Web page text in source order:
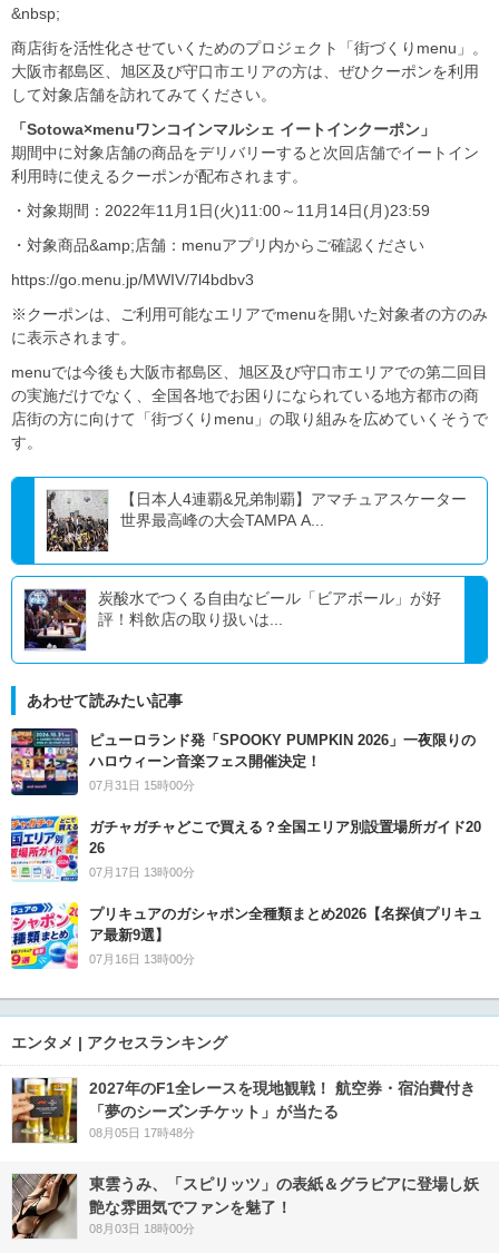
&nbsp;
商店街を活性化させていくためのプロジェクト「街づくりmenu」。
大阪市都島区、旭区及び守口市エリアの方は、ぜひクーポンを利用
して対象店舗を訪れてみてください。
「Sotowa×menuワンコインマルシェ イートインクーポン」
期間中に対象店舗の商品をデリバリーすると次回店舗でイートイン
利用時に使えるクーポンが配布されます。
・対象期間：2022年11月1日(火)11:00～11月14日(月)23:59
・対象商品&amp;店舗：menuアプリ内からご確認ください
https://go.menu.jp/MWIV/7l4bdbv3
※クーポンは、ご利用可能なエリアでmenuを開いた対象者の方のみ
に表示されます。
menuでは今後も大阪市都島区、旭区及び守口市エリアでの第二回目
の実施だけでなく、全国各地でお困りになられている地方都市の商
店街の方に向けて「街づくりmenu」の取り組みを広めていくそうで
す。
【日本人4連覇&兄弟制覇】アマチュアスケーター
世界最高峰の大会TAMPA A...
炭酸水でつくる自由なビール「ビアボール」が好
評！料飲店の取り扱いは...
あわせて読みたい記事
ピューロランド発「SPOOKY PUMPKIN 2026」一夜限りの
ハロウィーン音楽フェス開催決定！
07月31日 15時00分
ガチャガチャどこで買える？全国エリア別設置場所ガイド20
26
07月17日 13時00分
プリキュアのガシャポン全種類まとめ2026【名探偵プリキュ
ア最新9選】
07月16日 13時00分
エンタメ | アクセスランキング
2027年のF1全レースを現地観戦！ 航空券・宿泊費付き
「夢のシーズンチケット」が当たる
08月05日 17時48分
東雲うみ、「スピリッツ」の表紙＆グラビアに登場し妖
艶な雰囲気でファンを魅了！
08月03日 18時00分